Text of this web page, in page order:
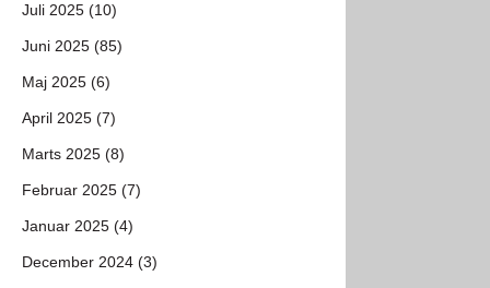
Juli 2025 (10)
Juni 2025 (85)
Maj 2025 (6)
April 2025 (7)
Marts 2025 (8)
Februar 2025 (7)
Januar 2025 (4)
December 2024 (3)